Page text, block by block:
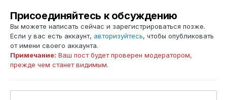
Присоединяйтесь к обсуждению
Вы можете написать сейчас и зарегистрироваться позже.
Если у вас есть аккаунт, авторизуйтесь, чтобы опубликовать
от имени своего аккаунта.
Примечание: Ваш пост будет проверен модератором,
прежде чем станет видимым.